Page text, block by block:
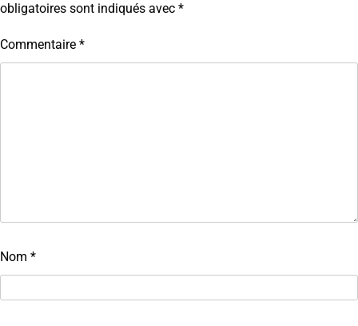
obligatoires sont indiqués avec *
Commentaire *
Nom *